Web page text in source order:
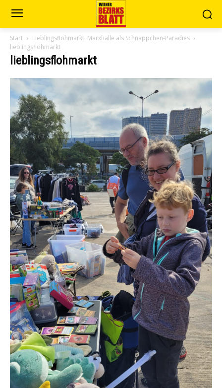
Start
Lieblingsflohmarkt: Marxhalle als Schnäppchen-Paradies
lieblingsflohmarkt
lieblingsflohmarkt